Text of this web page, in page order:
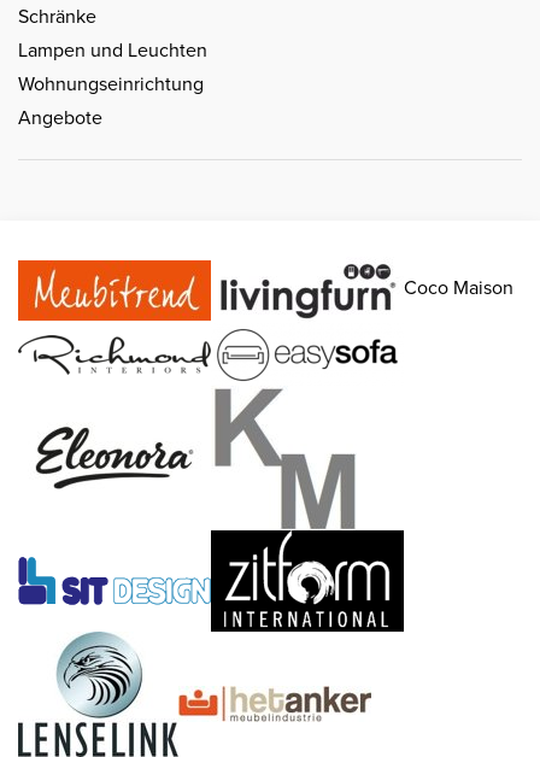
Schränke
Lampen und Leuchten
Wohnungseinrichtung
Angebote
Coco Maison